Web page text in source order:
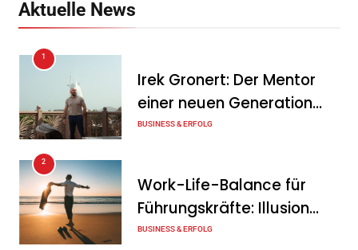
Tanja Schiller
Geschäftsverlauf im
zweiten Quartal
Intersolar-Trend 2026:
Warum Batteriespeicher
zum wichtigsten Baustein
Aktuelle News
1
Irek Gronert: Der Mentor
einer neuen Generation
von Unternehmern
BUSINESS & ERFOLG
2
Work-Life-Balance für
Führungskräfte: Illusion
oder echte Chance?
BUSINESS & ERFOLG